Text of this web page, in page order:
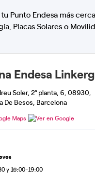
Punto Endesa más
Placas Solares o
Endesa
Soler, 2ª planta, 6, 08930,
De Besos, Barcelona
Maps
y 16:00-19:00